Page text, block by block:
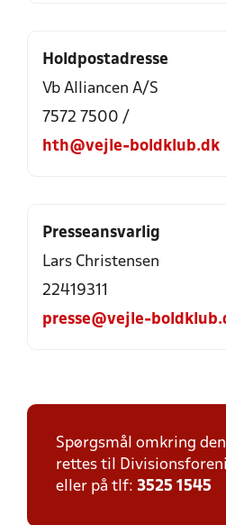
Holdpostadresse
Vb Alliancen A/S
7572 7500 /
hth@vejle-boldklub.dk
Presseansvarlig
Lars Christensen
22419311
presse@vejle-
Spørgsmål omkring
rettes til
eller på tlf: 3525 1545